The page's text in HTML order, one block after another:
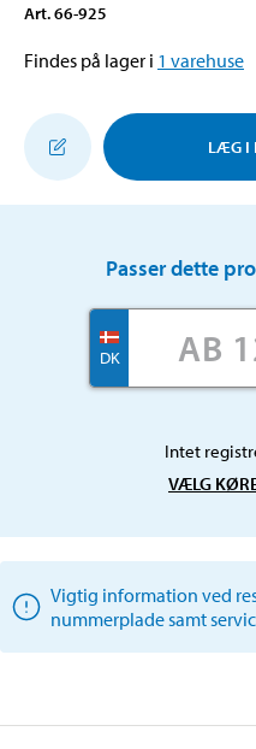
Art.66-925
Findes på lager i 1 varehuse
LÆG I
Passer dette
DK
Intet
VÆLG
Vigtig information ved
nummerplade samt